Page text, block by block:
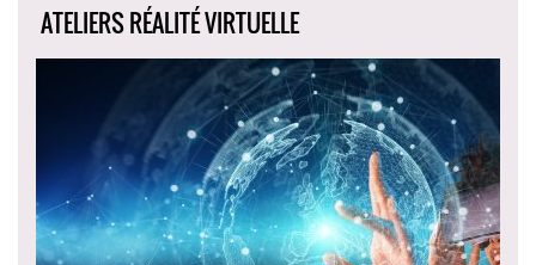
ATELIERS RÉALITÉ VIRTUELLE